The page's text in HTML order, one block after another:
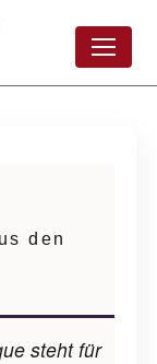
den
steht für